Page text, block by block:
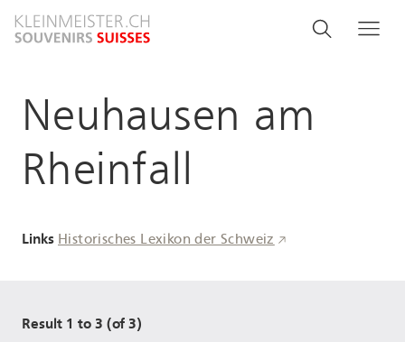
zum
Search
Suche
Neuhausen am
Rheinfall
Links Historisches Lexikon der Schweiz
Result 1 to 3 (of 3)